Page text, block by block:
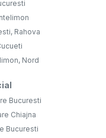
Rahova
Nord
Bucuresti
Chiajna
Bucuresti